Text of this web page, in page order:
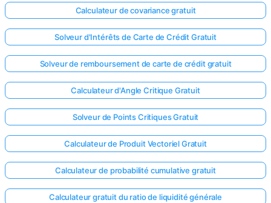
Calculateur de covariance gratuit
Solveur d'Intérêts de Carte de Crédit Gratuit
Solveur de remboursement de carte de crédit gratuit
Calculateur d'Angle Critique Gratuit
Solveur de Points Critiques Gratuit
Calculateur de Produit Vectoriel Gratuit
Calculateur de probabilité cumulative gratuit
Calculateur gratuit du ratio de liquidité générale